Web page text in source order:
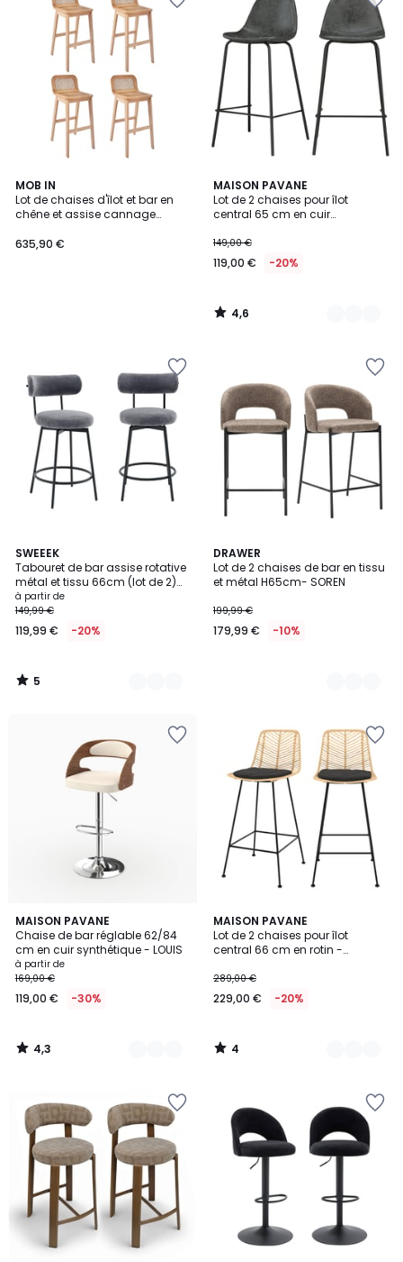
MOB IN
Lot de chaises d'îlot et bar en
chêne et assise cannage
635,90 €
MAISON PAVANE
Lot de 2 chaises pour îlot
central 65 cm en cuir
149,00 €
119,00 € -20%
4,6
/ 5
5
Couleurs
4,6
/
SWEEEK
Tabouret de bar assise rotative
métal et tissu 66cm (lot de 2)
IRIS
à partir de
149,99 €
119,99 € -20%
5
/
5
3
Couleurs
5
/
DRAWER
Lot de 2 chaises de bar en tissu
et métal H65cm- SOREN
199,99 €
179,99 € -10%
2
Couleurs
MAISON PAVANE
Chaise de bar réglable 62/84
cm en cuir synthétique - LOUIS
à partir de
169,00 €
119,00 € -30%
4,3
/ 5
2
Couleurs
4,3
/
MAISON PAVANE
Lot de 2 chaises pour îlot
central 66 cm en rotin -
289,00 €
229,00 € -20%
4
/
5
2
Couleurs
4
/